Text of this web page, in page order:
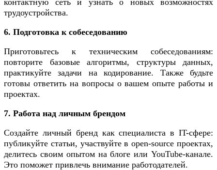
трудоустройства.
6. Подготовка к собеседованию
Приготовьтесь к техническим собеседованиям:
повторите базовые алгоритмы, структуры данных,
практикуйте задачи на кодирование. Также будьте
готовы ответить на вопросы о вашем опыте работы и
проектах.
7. Работа над личным брендом
Создайте личный бренд как специалиста в IT-сфере:
публикуйте статьи, участвуйте в open-source проектах,
делитесь своим опытом на блоге или YouTube-канале.
Это поможет привлечь внимание работодателей.